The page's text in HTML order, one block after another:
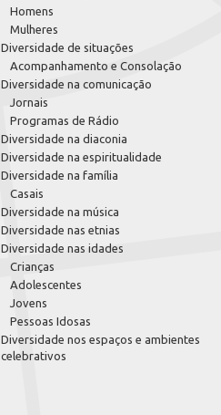
Homens
Mulheres
Diversidade de situações
Acompanhamento e Consolação
Diversidade na comunicação
Jornais
Programas de Rádio
Diversidade na diaconia
Diversidade na espiritualidade
Diversidade na família
Casais
Diversidade na música
Diversidade nas etnias
Diversidade nas idades
Crianças
Adolescentes
Jovens
Pessoas Idosas
Diversidade nos espaços e ambientes
celebrativos